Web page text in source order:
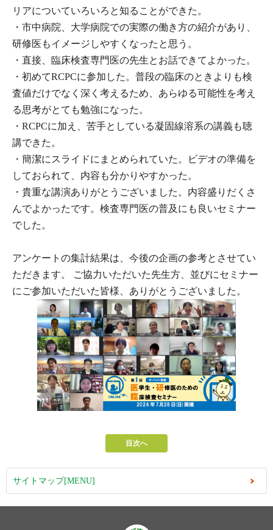
リアについていろいろと知ることができた。
・市中病院、大学病院での実際の働き方の紹介があり、
研修医もイメージしやすくなったと思う。
・直接、臨床検査専門医の先生とお話できてよかった。
・初めてRCPCに参加した。普段の臨床のときよりも検
査値だけでなく深く考えるため、あらゆる可能性を考え
る思考がとても勉強になった。
・RCPCに加え、苦手としている凝固線溶系の講義も聴
講できた。
・簡潔にスライドにまとめられていた。ビデオの準備を
しておられて、内容も分かりやすかった。
・貴重な講演ありがとうございました。内容盛りだくさ
んでよかったです。検査専門医の普及にも良いセミナー
でした。
アンケートの集計結果は、今後の企画の参考とさせてい
ただきます。 ご協力いただいた先生方、並びにセミナー
にご参加いただいた皆様、ありがとうございました。
目次へ
サイトマップ[MENU]